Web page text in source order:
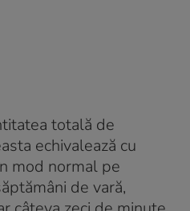
totală de
echivalează cu
mod normal pe
de vară,